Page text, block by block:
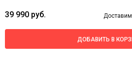
39 990 руб.
ДОБАВИТЬ В